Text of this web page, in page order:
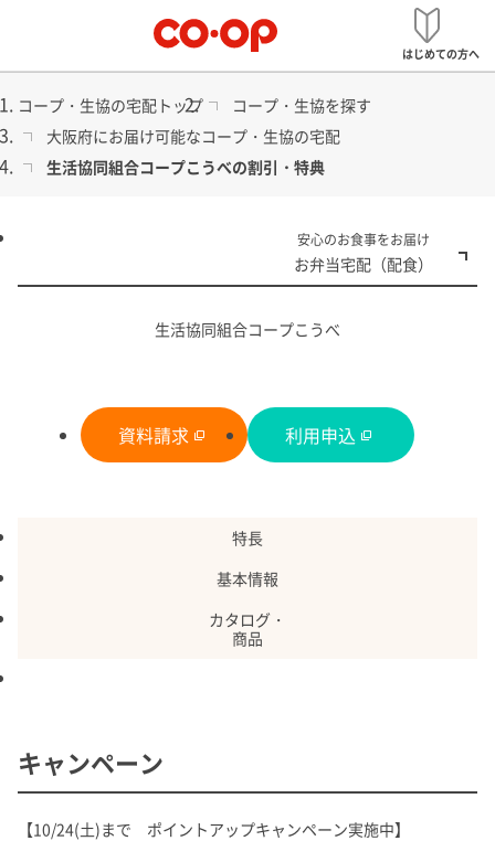
ュ
はじめての方へ
コープ・生協の宅配トップ
コープ・生協を探す
大阪府にお届け可能なコープ・生協の宅配
生活協同組合コープこうべの割引・特典
安心のお食事をお届け
お弁当宅配（配食）
生活協同組合コープこうべ
資料請求 利用申込
特長
基本情報
カタログ・
商品
キャンペーン
【10/24(土)まで ポイントアップキャンペーン実施中】